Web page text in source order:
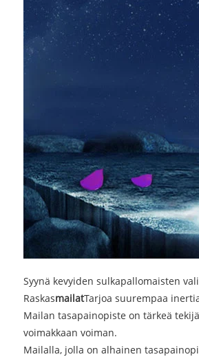
Syynä kevyiden sulkapallomaisten
RaskasmailatTarjoa suurempaa
Mailan tasapainopiste on tärkeä
voimakkaan voiman.
Mailalla, jolla on alhainen